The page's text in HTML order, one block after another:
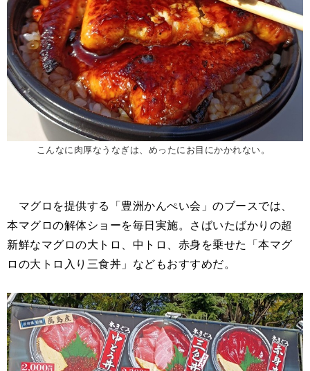
こんなに肉厚なうなぎは、めったにお目にかかれない。
マグロを提供する「豊洲かんぺい会」のブースでは、
本マグロの解体ショーを毎日実施。さばいたばかりの超
新鮮なマグロの大トロ、中トロ、赤身を乗せた「本マグ
ロの大トロ入り三食丼」などもおすすめだ。